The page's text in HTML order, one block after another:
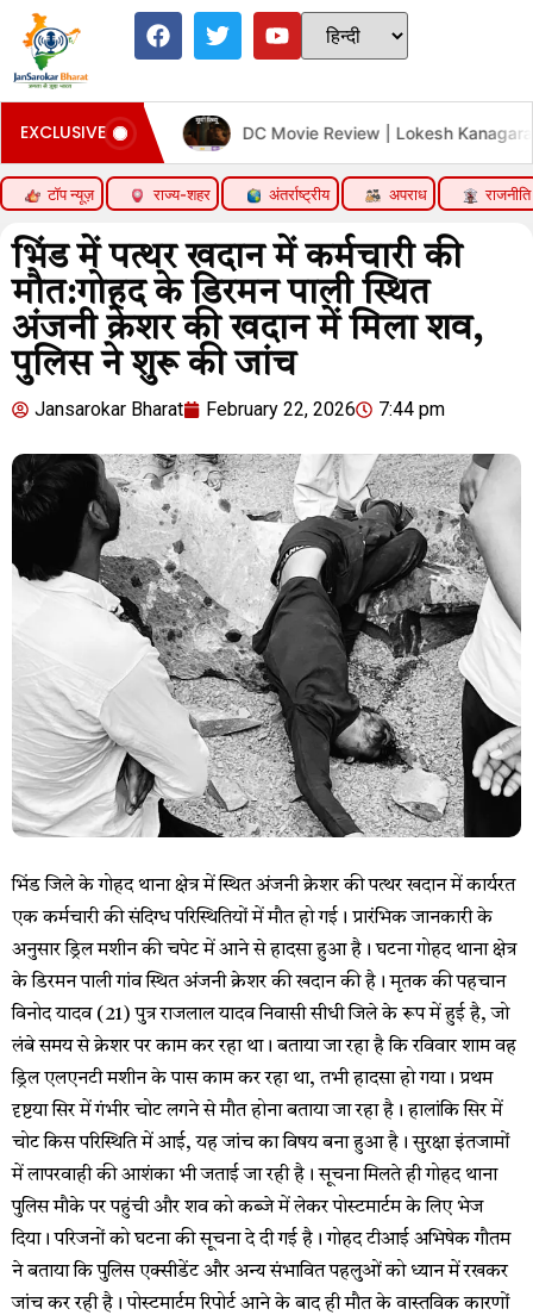
EXCLUSIVE DC Movie Review | Lokesh Kanagaraj Acting
टॉप न्यूज़ राज्य-शहर अंतर्राष्ट्रीय अपराध राजनीति
भिंड में पत्थर खदान में कर्मचारी की
मौत:गोहद के डिरमन पाली स्थित
अंजनी क्रेशर की खदान में मिला शव,
पुलिस ने शुरू की जांच
Jansarokar Bharat February 22, 2026 7:44 pm
भिंड जिले के गोहद थाना क्षेत्र में स्थित अंजनी क्रेशर की पत्थर खदान में कार्यरत
एक कर्मचारी की संदिग्ध परिस्थितियों में मौत हो गई। प्रारंभिक जानकारी के
अनुसार ड्रिल मशीन की चपेट में आने से हादसा हुआ है। घटना गोहद थाना क्षेत्र
के डिरमन पाली गांव स्थित अंजनी क्रेशर की खदान की है। मृतक की पहचान
विनोद यादव (21) पुत्र राजलाल यादव निवासी सीधी जिले के रूप में हुई है, जो
लंबे समय से क्रेशर पर काम कर रहा था। बताया जा रहा है कि रविवार शाम वह
ड्रिल एलएनटी मशीन के पास काम कर रहा था, तभी हादसा हो गया। प्रथम
दृष्टया सिर में गंभीर चोट लगने से मौत होना बताया जा रहा है। हालांकि सिर में
चोट किस परिस्थिति में आई, यह जांच का विषय बना हुआ है। सुरक्षा इंतजामों
में लापरवाही की आशंका भी जताई जा रही है। सूचना मिलते ही गोहद थाना
पुलिस मौके पर पहुंची और शव को कब्जे में लेकर पोस्टमार्टम के लिए भेज
दिया। परिजनों को घटना की सूचना दे दी गई है। गोहद टीआई अभिषेक गौतम
ने बताया कि पुलिस एक्सीडेंट और अन्य संभावित पहलुओं को ध्यान में रखकर
जांच कर रही है। पोस्टमार्टम रिपोर्ट आने के बाद ही मौत के वास्तविक कारणों